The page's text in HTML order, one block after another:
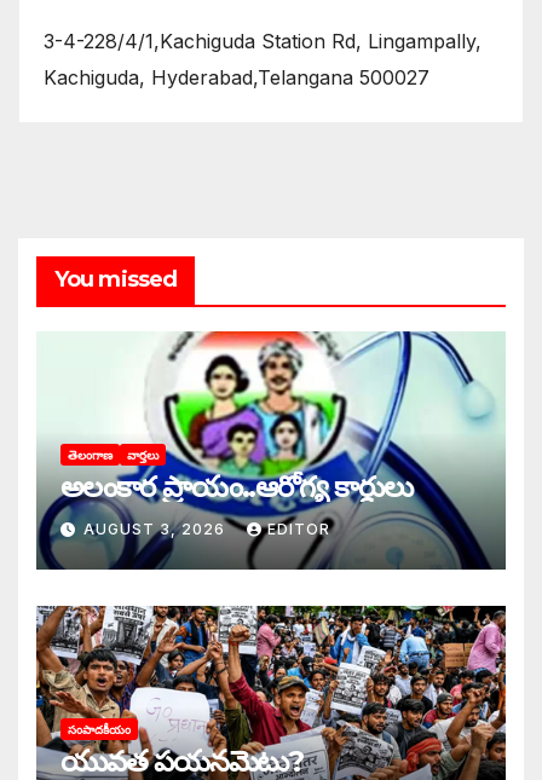
3-4-228/4/1,Kachiguda Station Rd, Lingampally,
Kachiguda, Hyderabad,Telangana 500027
You missed
తెలంగాణ వార్తలు
అలంకార ప్రాయం..ఆరోగ్య కార్డులు
AUGUST 3, 2026 EDITOR
సంపాదకీయం
యువత పయనమెటు?